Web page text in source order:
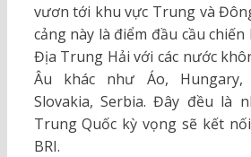
vươn tới khu vực Trung và
cảng này là điểm đầu cầu
Địa Trung Hải với các nước
Âu khác như Áo, Hungary,
Slovakia, Serbia. Đây đều là
Trung Quốc kỳ vọng sẽ kết
BRI.